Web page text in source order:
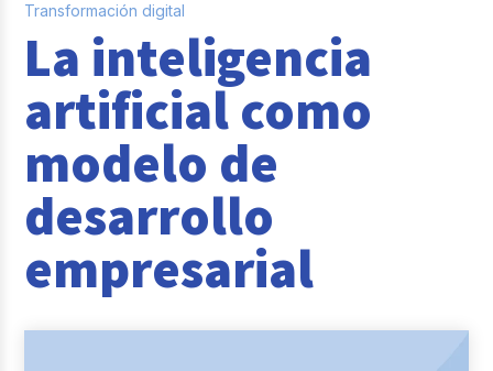
Pago de nómina
Buk
Transformación digital
Tendencias y Data
Reclutamiento y Selección
Casos de éxito
Transformación digital
La inteligencia
artificial como
modelo de
desarrollo
empresarial